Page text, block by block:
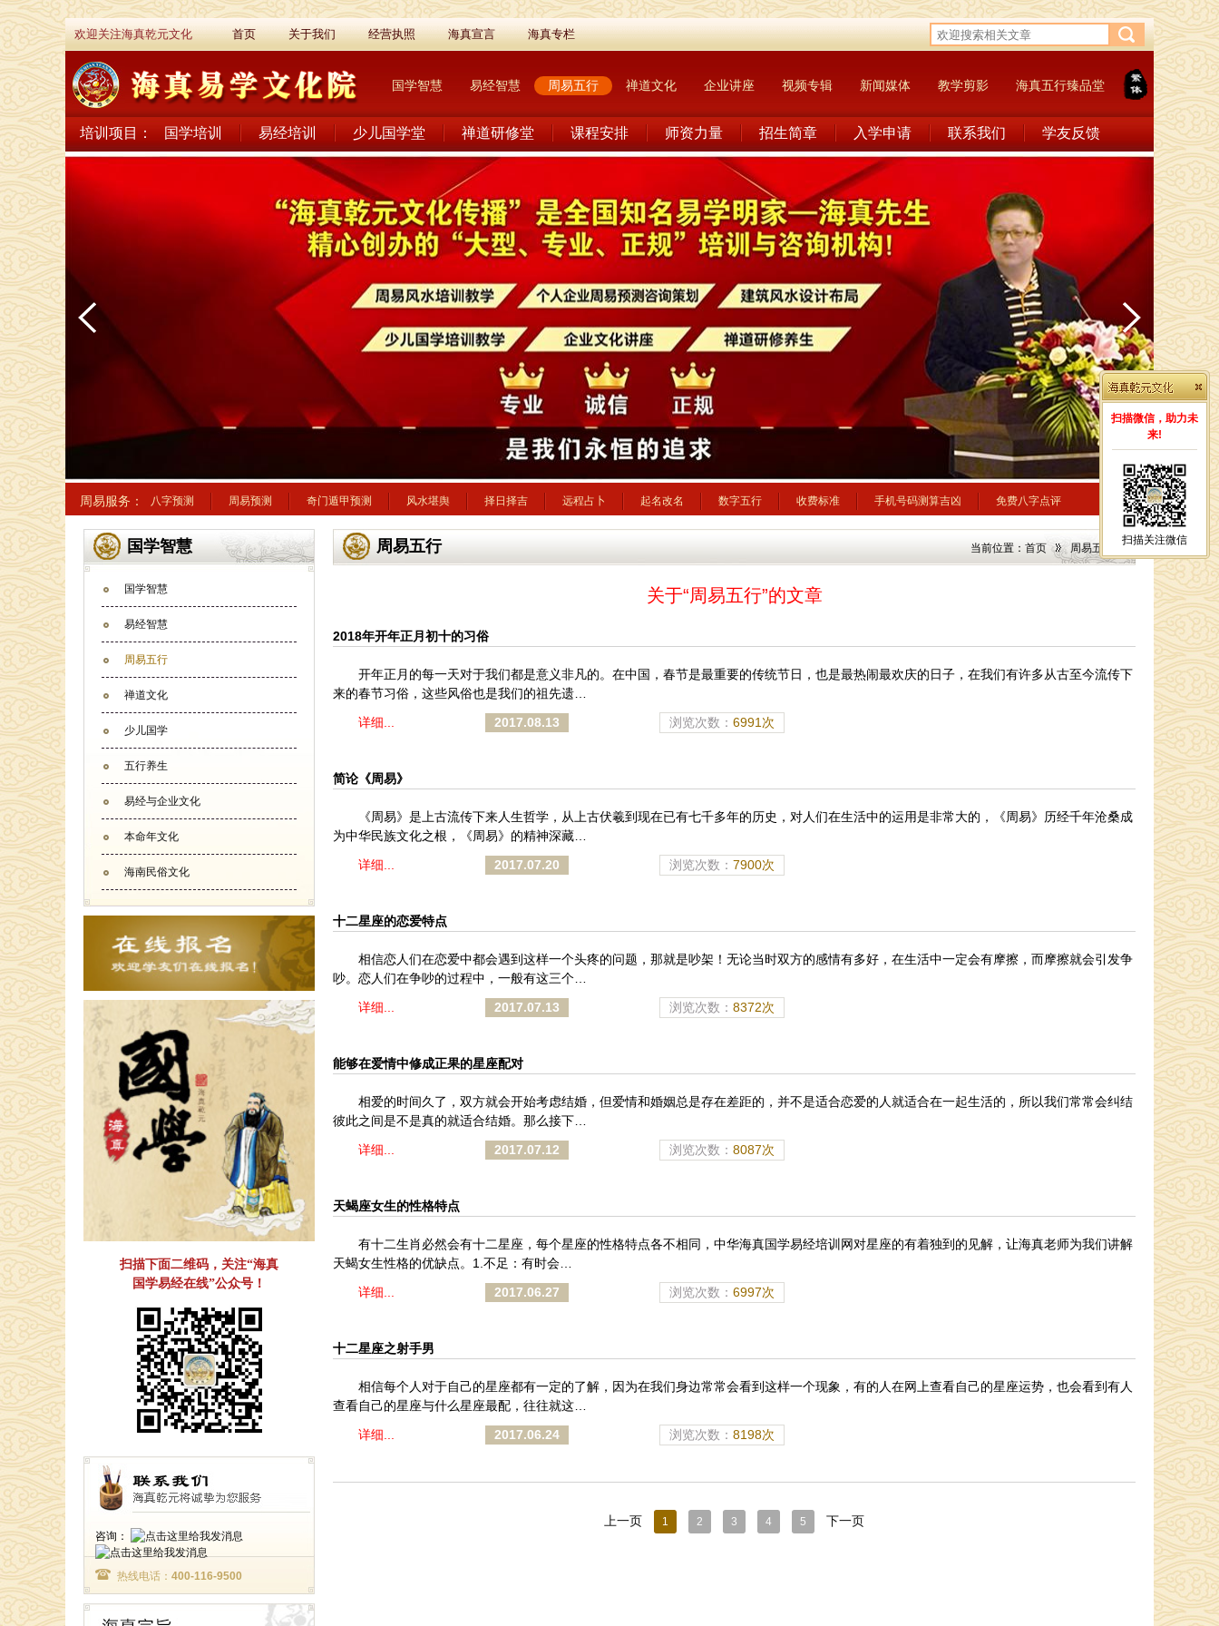
欢迎关注海真乾元文化 首页 关于我们 经营执照 海真宣言 海真专栏
国学智慧 易经智慧 周易五行 禅道文化 企业讲座 视频专辑 新闻媒体 教学剪影 海真五行臻品堂
培训项目： 国学培训 易经培训 少儿国学堂 禅道研修堂 课程安排 师资力量 招生简章 入学申请 联系我们 学友反馈
周易服务： 八字预测 周易预测 奇门遁甲预测 风水堪舆 择日择吉 远程占卜 起名改名 数字五行 收费标准 手机号码测算吉凶 免费八字点评
国学智慧
国学智慧
易经智慧
周易五行
禅道文化
少儿国学
五行养生
易经与企业文化
本命年文化
海南民俗文化
扫描下面二维码，关注“海真
国学易经在线”公众号！
咨询：
热线电话： 400-116-9500
周易五行 当前位置： 首页 周易五行
关于“周易五行”的文章
2018年开年正月初十的习俗
开年正月的每一天对于我们都是意义非凡的。在中国，春节是最重要的传统节日，也是最热闹最欢庆的日子，在我们有许多从古至今流传下
来的春节习俗，这些风俗也是我们的祖先遗…
详细...
2017.08.13 浏览次数： 6991次
简论《周易》
《周易》是上古流传下来人生哲学，从上古伏羲到现在已有七千多年的历史，对人们在生活中的运用是非常大的，《周易》历经千年沧桑成
为中华民族文化之根，《周易》的精神深藏…
详细...
2017.07.20 浏览次数： 7900次
十二星座的恋爱特点
相信恋人们在恋爱中都会遇到这样一个头疼的问题，那就是吵架！无论当时双方的感情有多好，在生活中一定会有摩擦，而摩擦就会引发争
吵。恋人们在争吵的过程中，一般有这三个…
详细...
2017.07.13 浏览次数： 8372次
能够在爱情中修成正果的星座配对
相爱的时间久了，双方就会开始考虑结婚，但爱情和婚姻总是存在差距的，并不是适合恋爱的人就适合在一起生活的，所以我们常常会纠结
彼此之间是不是真的就适合结婚。那么接下…
详细...
2017.07.12 浏览次数： 8087次
天蝎座女生的性格特点
有十二生肖必然会有十二星座，每个星座的性格特点各不相同，中华海真国学易经培训网对星座的有着独到的见解，让海真老师为我们讲解
天蝎女生性格的优缺点。1.不足：有时会…
详细...
2017.06.27 浏览次数： 6997次
十二星座之射手男
相信每个人对于自己的星座都有一定的了解，因为在我们身边常常会看到这样一个现象，有的人在网上查看自己的星座运势，也会看到有人
查看自己的星座与什么星座最配，往往就这…
详细...
2017.06.24 浏览次数： 8198次
上一页 1 2 3 4 5 下一页
扫描微信，助力未
来!
扫描关注微信